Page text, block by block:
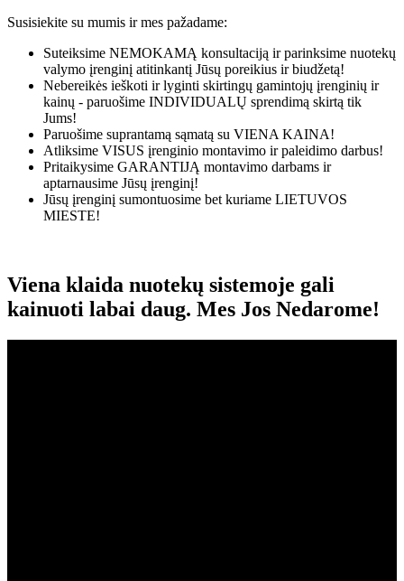
Susisiekite su mumis ir mes pažadame:
Suteiksime NEMOKAMĄ konsultaciją ir parinksime nuotekų
valymo įrenginį atitinkantį Jūsų poreikius ir biudžetą!
Nebereikės ieškoti ir lyginti skirtingų gamintojų įrenginių ir
kainų - paruošime INDIVIDUALŲ sprendimą skirtą tik
Jums!
Paruošime suprantamą sąmatą su VIENA KAINA!
Atliksime VISUS įrenginio montavimo ir paleidimo darbus!
Pritaikysime GARANTIJĄ montavimo darbams ir
aptarnausime Jūsų įrenginį!
Jūsų įrenginį sumontuosime bet kuriame LIETUVOS
MIESTE!
Viena klaida nuotekų sistemoje gali
kainuoti labai daug. Mes Jos Nedarome!